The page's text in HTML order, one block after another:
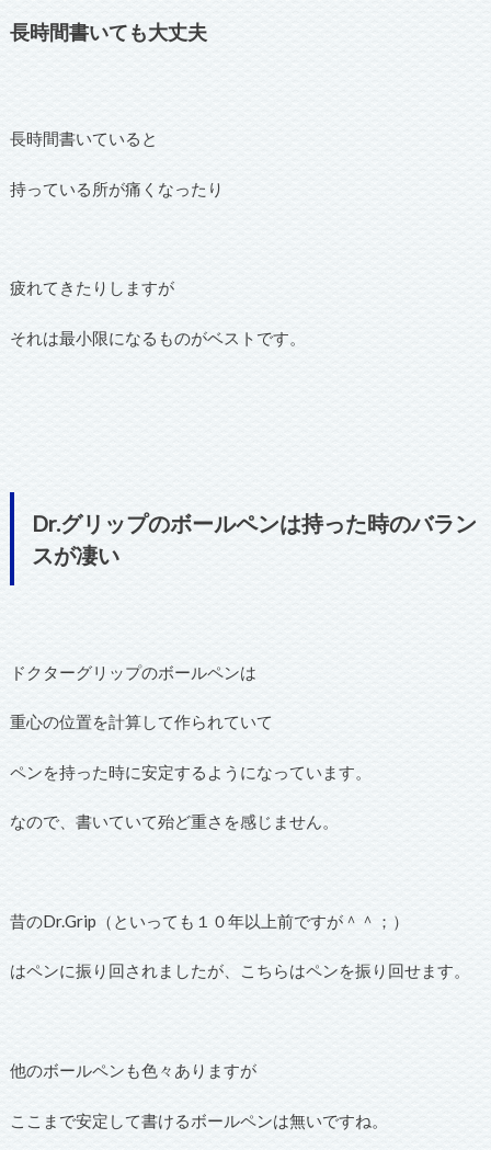
長時間書いても大丈夫
長時間書いていると
持っている所が痛くなったり
疲れてきたりしますが
それは最小限になるものがベストです。
Dr.グリップのボールペンは持った時のバラン
スが凄い
ドクターグリップのボールペンは
重心の位置を計算して作られていて
ペンを持った時に安定するようになっています。
なので、書いていて殆ど重さを感じません。
昔のDr.Grip（といっても１０年以上前ですが＾＾；）
はペンに振り回されましたが、こちらはペンを振り回せます。
他のボールペンも色々ありますが
ここまで安定して書けるボールペンは無いですね。